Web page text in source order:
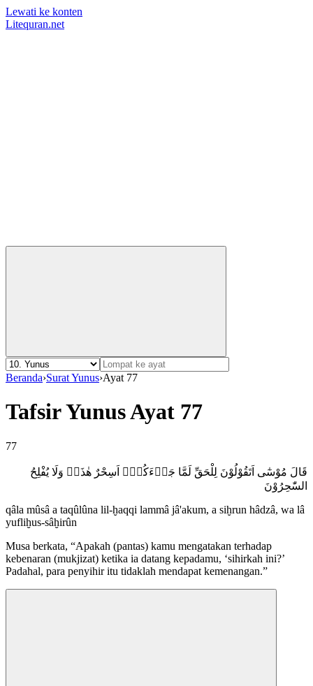
Lewati ke konten
Litequran.net
Beranda›Surat Yunus›Ayat 77
Tafsir Yunus Ayat 77
77
قَالَ مُوْسٰٓى اَتَقُوْلُوْنَ لِلْحَقِّ لَمَّا جَاۤءَكُمْۗ اَسِحْرٌ هٰذَاۗ وَلَا يُفْلِحُ
السّٰحِرُوْنَ
qâla mûsâ a taqûlûna lil-ḫaqqi lammâ jâ'akum, a siḫrun hâdzâ, wa lâ
yufliḫus-sâḫirûn
Musa berkata, “Apakah (pantas) kamu mengatakan terhadap
kebenaran (mukjizat) ketika ia datang kepadamu, ‘sihirkah ini?’
Padahal, para penyihir itu tidaklah mendapat kemenangan.”